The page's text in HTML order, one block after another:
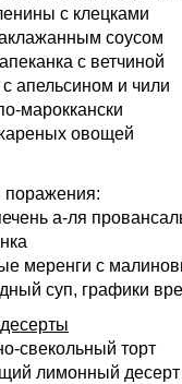
с клецками
соусом
с ветчиной
апельсином и чили
мароккански
овощей
поражения:
а-ля
меренги с
суп, графики
свекольный торт
лимонный десерт